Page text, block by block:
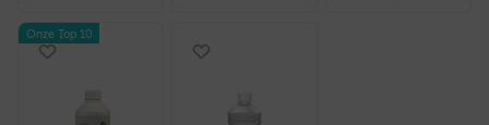
Onze Top 10